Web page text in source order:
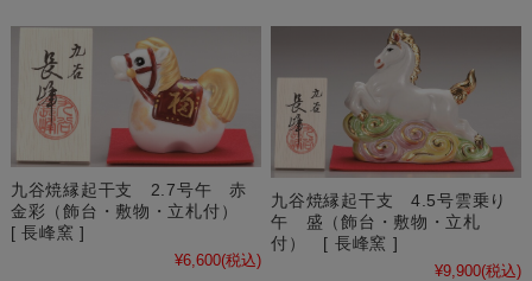
九谷焼縁起干支 2.7号午 赤
金彩（飾台・敷物・立札付）
[ 長峰窯 ]
¥6,600(税込)
九谷焼縁起干支 4.5号雲乗り
午 盛（飾台・敷物・立札
付） [ 長峰窯 ]
¥9,900(税込)